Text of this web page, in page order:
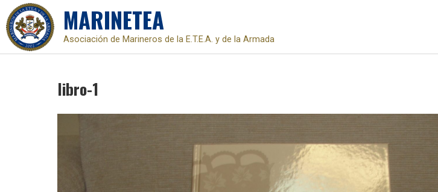
MARINETEA
Asociación de Marineros de la E.T.E.A. y de la Armada
libro-1